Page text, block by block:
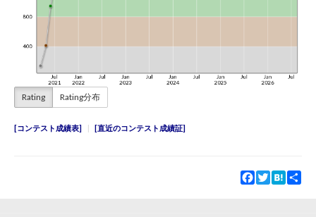
Rating Rating分布
コンテスト成績表 直近のコンテスト成績証
Facebook
TwitterHatena